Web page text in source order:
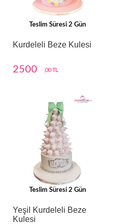
Teslim Süresi 2 Gün
Kurdeleli Beze Kulesi
2500 ,00 TL
Teslim Süresi 2 Gün
Yeşil Kurdeleli Beze
Kulesi